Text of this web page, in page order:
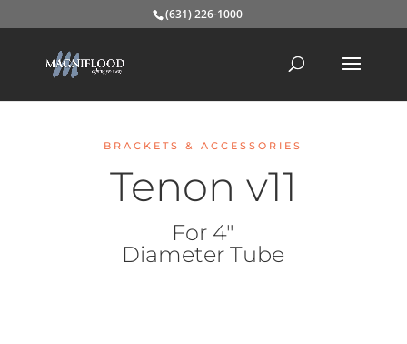
(631) 226-1000
BRACKETS & ACCESSORIES
Tenon v11
For 4″
Diameter Tube